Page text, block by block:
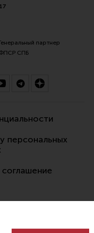
партнер
СПБ
персональных